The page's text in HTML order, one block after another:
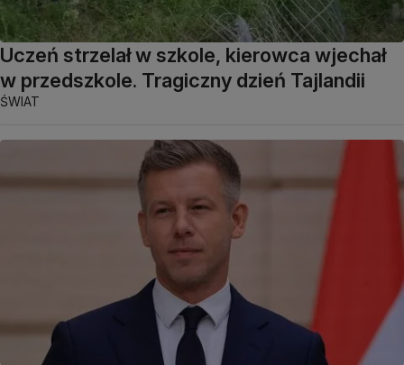
Uczeń strzelał w szkole, kierowca wjechał
w przedszkole. Tragiczny dzień Tajlandii
ŚWIAT